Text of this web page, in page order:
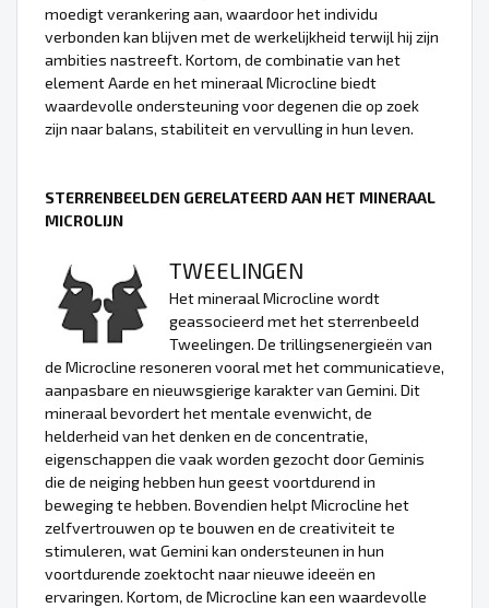
moedigt verankering aan, waardoor het individu
verbonden kan blijven met de werkelijkheid terwijl hij zijn
ambities nastreeft. Kortom, de combinatie van het
element Aarde en het mineraal Microcline biedt
waardevolle ondersteuning voor degenen die op zoek
zijn naar balans, stabiliteit en vervulling in hun leven.
STERRENBEELDEN GERELATEERD AAN HET MINERAAL
MICROLIJN
TWEELINGEN
Het mineraal Microcline wordt
geassocieerd met het sterrenbeeld
Tweelingen. De trillingsenergieën van
de Microcline resoneren vooral met het communicatieve,
aanpasbare en nieuwsgierige karakter van Gemini. Dit
mineraal bevordert het mentale evenwicht, de
helderheid van het denken en de concentratie,
eigenschappen die vaak worden gezocht door Geminis
die de neiging hebben hun geest voortdurend in
beweging te hebben. Bovendien helpt Microcline het
zelfvertrouwen op te bouwen en de creativiteit te
stimuleren, wat Gemini kan ondersteunen in hun
voortdurende zoektocht naar nieuwe ideeën en
ervaringen. Kortom, de Microcline kan een waardevolle